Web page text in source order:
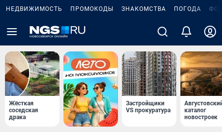
НЕДВИЖИМОСТЬ ПРОМОКОДЫ ЗНАКОМСТВА ПОГОДА
Жёсткая
соседская
драка
Застройщики
VS прокуратура
каталог
новостроек